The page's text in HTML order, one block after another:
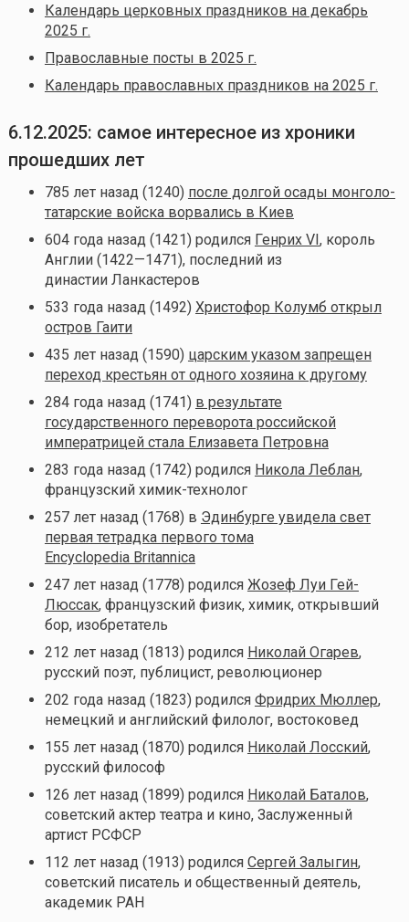
Календарь церковных праздников на декабрь
2025 г.
Православные посты в 2025 г.
Календарь православных праздников на 2025 г.
6.12.2025: самое интересное из хроники
прошедших лет
785 лет назад (1240) после долгой осады монголо-
татарские войска ворвались в Киев
604 года назад (1421) родился Генрих VI, король
Англии (1422—1471), последний из
династии Ланкастеров
533 года назад (1492) Христофор Колумб открыл
остров Гаити
435 лет назад (1590) царским указом запрещен
переход крестьян от одного хозяина к другому
284 года назад (1741) в результате
государственного переворота российской
императрицей стала Елизавета Петровна
283 года назад (1742) родился Никола Леблан,
французский химик-технолог
257 лет назад (1768) в Эдинбурге увидела свет
первая тетрадка первого тома
Encyclopedia Britannica
247 лет назад (1778) родился Жозеф Луи Гей-
Люссак, французский физик, химик, открывший
бор, изобретатель
212 лет назад (1813) родился Николай Огарев,
русский поэт, публицист, революционер
202 года назад (1823) родился Фридрих Мюллер,
немецкий и английский филолог, востоковед
155 лет назад (1870) родился Николай Лосский,
русский философ
126 лет назад (1899) родился Николай Баталов,
советский актер театра и кино, Заслуженный
артист РСФСР
112 лет назад (1913) родился Сергей Залыгин,
советский писатель и общественный деятель,
академик РАН